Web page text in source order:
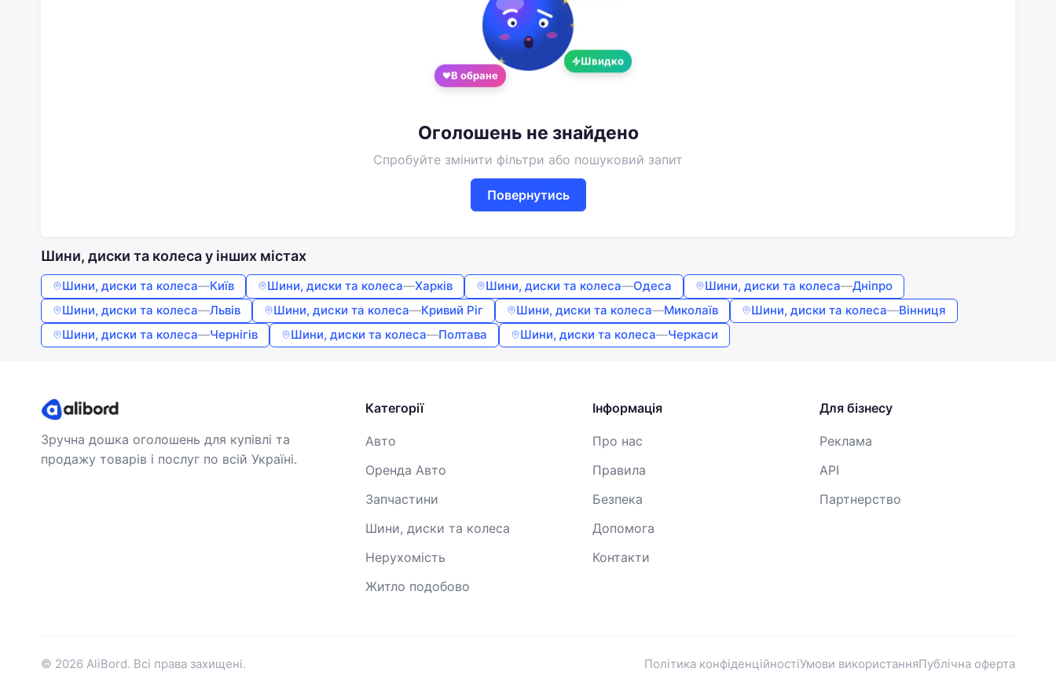
Швидко
В обране
Оголошень не знайдено
Спробуйте змінити фільтри або пошуковий запит
Повернутись
Шини, диски та колеса у інших містах
Шини, диски та колеса—Київ Шини, диски та колеса—Харків Шини, диски та колеса—Одеса Шини, диски та колеса—Дніпро
Шини, диски та колеса—Львів Шини, диски та колеса—Кривий Ріг Шини, диски та колеса—Миколаїв Шини, диски та колеса—Вінниця
Шини, диски та колеса—Чернігів Шини, диски та колеса—Полтава Шини, диски та колеса—Черкаси
Зручна дошка оголошень для купівлі та
продажу товарів і послуг по всій Україні.
Категорії
Авто
Оренда Авто
Запчастини
Шини, диски та колеса
Нерухомість
Житло подобово
Інформація
Про нас
Правила
Безпека
Допомога
Контакти
Для бізнесу
Реклама
API
Партнерство
© 2026 AliBord. Всі права захищені. Політика конфіденційностіУмови використанняПублічна оферта
Google
або
Вхід Реєстрація
Пароль
Запам'ятати мене
Увійти
Продовжуючи, ви погоджуєтесь зУмовами використання,